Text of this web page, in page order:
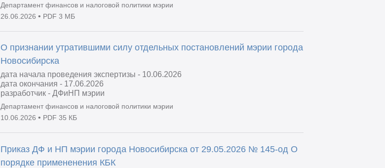
Департамент финансов и налоговой политики мэрии
26.06.2026 • PDF 3 МБ
О признании утратившими силу отдельных постановлений мэрии города
Новосибирска
дата начала проведения экспертизы - 10.06.2026
дата окончания - 17.06.2026
разработчик - ДФиНП мэрии
Департамент финансов и налоговой политики мэрии
10.06.2026 • PDF 35 КБ
Приказ ДФ и НП мэрии города Новосибирска от 29.05.2026 № 145-од О
порядке примененения КБК